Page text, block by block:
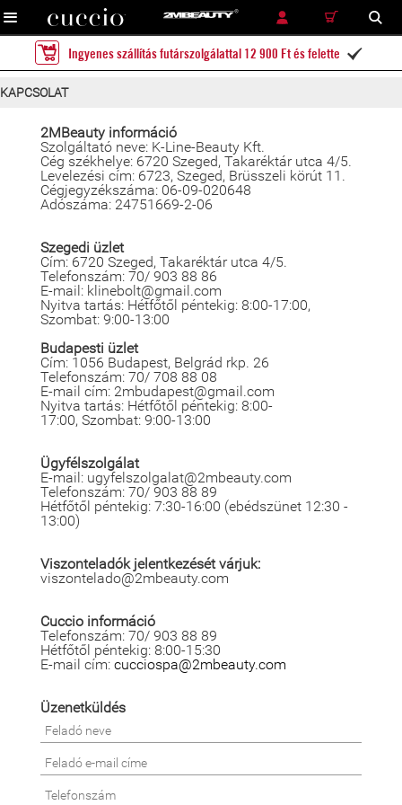
RÉSZLETES KERESÉS
Ingyenes szállítás futárszolgálattal 12 900 Ft és felette 
KAPCSOLAT
2MBeauty információ
Szolgáltató neve: K-Line-Beauty Kft.
Cég székhelye: 6720 Szeged, Takaréktár utca 4/5.
Levelezési cím: 6723, Szeged, Brüsszeli körút 11.
Cégjegyzékszáma: 06-09-020648
Adószáma: 24751669-2-06
Szegedi üzlet
Cím: 6720 Szeged, Takaréktár utca 4/5.
Telefonszám: 70/ 903 88 86
E-mail: klinebolt@gmail.com
Nyitva tartás: Hétfőtől péntekig: 8:00-17:00,
Szombat: 9:00-13:00
Budapesti üzlet
Cím: 1056 Budapest, Belgrád rkp. 26
Telefonszám: 70/ 708 88 08
E-mail cím: 2mbudapest@gmail.com
Nyitva tartás: Hétfőtől péntekig: 8:00-
17:00, Szombat: 9:00-13:00
Ügyfélszolgálat
E-mail: ugyfelszolgalat@2mbeauty.com
Telefonszám: 70/ 903 88 89
Hétfőtől péntekig: 7:30-16:00 (ebédszünet 12:30 -
13:00)
Viszonteladók jelentkezését várjuk:
viszontelado@2mbeauty.com
Cuccio információ
Telefonszám: 70/ 903 88 89
Hétfőtől péntekig: 8:00-15:30
E-mail cím: cucciospa@2mbeauty.com
Üzenetküldés